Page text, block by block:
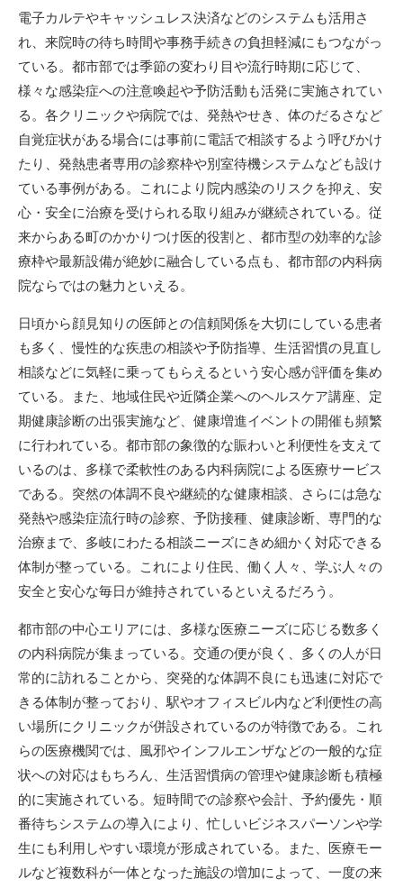
電子カルテやキャッシュレス決済などのシステムも活用さ
れ、来院時の待ち時間や事務手続きの負担軽減にもつながっ
ている。都市部では季節の変わり目や流行時期に応じて、
様々な感染症への注意喚起や予防活動も活発に実施されてい
る。各クリニックや病院では、発熱やせき、体のだるさなど
自覚症状がある場合には事前に電話で相談するよう呼びかけ
たり、発熱患者専用の診察枠や別室待機システムなども設け
ている事例がある。これにより院内感染のリスクを抑え、安
心・安全に治療を受けられる取り組みが継続されている。従
来からある町のかかりつけ医的役割と、都市型の効率的な診
療枠や最新設備が絶妙に融合している点も、都市部の内科病
院ならではの魅力といえる。
日頃から顔見知りの医師との信頼関係を大切にしている患者
も多く、慢性的な疾患の相談や予防指導、生活習慣の見直し
相談などに気軽に乗ってもらえるという安心感が評価を集め
ている。また、地域住民や近隣企業へのヘルスケア講座、定
期健康診断の出張実施など、健康増進イベントの開催も頻繁
に行われている。都市部の象徴的な賑わいと利便性を支えて
いるのは、多様で柔軟性のある内科病院による医療サービス
である。突然の体調不良や継続的な健康相談、さらには急な
発熱や感染症流行時の診察、予防接種、健康診断、専門的な
治療まで、多岐にわたる相談ニーズにきめ細かく対応できる
体制が整っている。これにより住民、働く人々、学ぶ人々の
安全と安心な毎日が維持されているといえるだろう。
都市部の中心エリアには、多様な医療ニーズに応じる数多く
の内科病院が集まっている。交通の便が良く、多くの人が日
常的に訪れることから、突発的な体調不良にも迅速に対応で
きる体制が整っており、駅やオフィスビル内など利便性の高
い場所にクリニックが併設されているのが特徴である。これ
らの医療機関では、風邪やインフルエンザなどの一般的な症
状への対応はもちろん、生活習慣病の管理や健康診断も積極
的に実施されている。短時間での診察や会計、予約優先・順
番待ちシステムの導入により、忙しいビジネスパーソンや学
生にも利用しやすい環境が形成されている。また、医療モー
ルなど複数科が一体となった施設の増加によって、一度の来